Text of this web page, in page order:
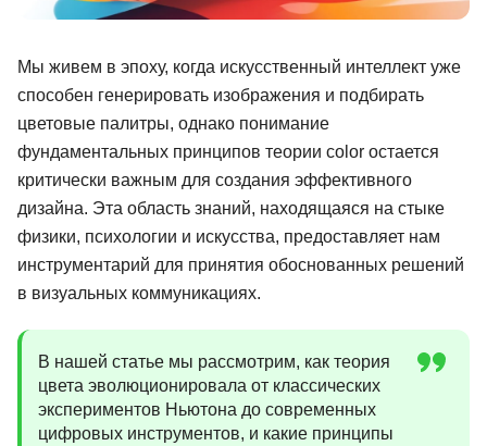
Мы живем в эпоху, когда искусственный интеллект уже
способен генерировать изображения и подбирать
цветовые палитры, однако понимание
фундаментальных принципов теории color остается
критически важным для создания эффективного
дизайна. Эта область знаний, находящаяся на стыке
физики, психологии и искусства, предоставляет нам
инструментарий для принятия обоснованных решений
в визуальных коммуникациях.
В нашей статье мы рассмотрим, как теория
цвета эволюционировала от классических
экспериментов Ньютона до современных
цифровых инструментов, и какие принципы